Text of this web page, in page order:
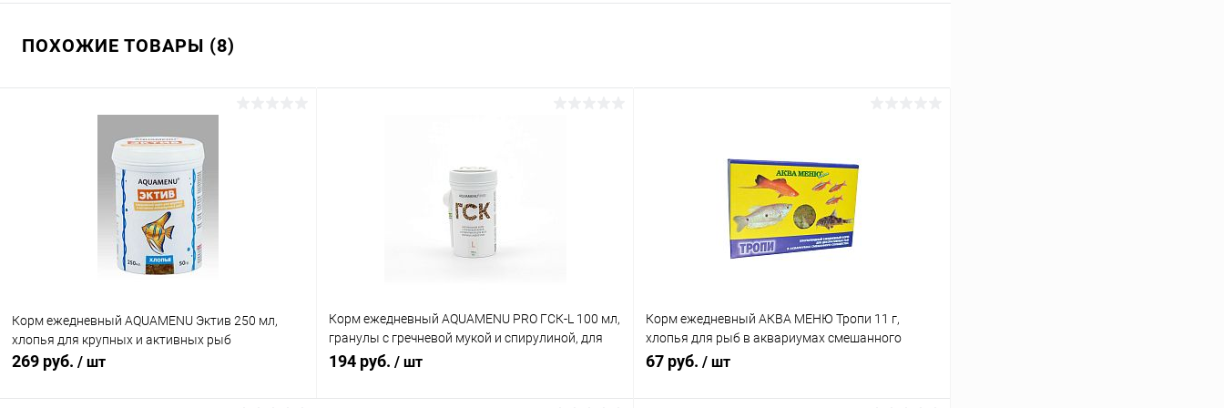
ПОХОЖИЕ ТОВАРЫ (8)
Корм ежедневный AQUAMENU Эктив 250 мл,
хлопья для крупных и активных рыб
269 руб. / шт
Корм ежедневный AQUAMENU PRO ГСК-L 100 мл,
гранулы с гречневой мукой и спирулиной, для
растительноядных и всеядных рыб крупного
194 руб. / шт
Корм ежедневный АКВА МЕНЮ Тропи 11 г,
хлопья для рыб в аквариумах смешанного
сообщества
67 руб. / шт